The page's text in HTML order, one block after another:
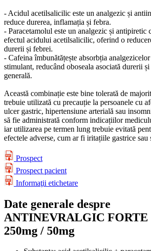
- Acidul acetilsalicilic este un analgezic și
reduce durerea, inflamația și febra.
- Paracetamolul este un analgezic și antipiretic
efectul acidului acetilsalicilic, oferind o
durerii și febrei.
- Cafeina îmbunătățește absorbția
stimulant, reducând oboseala asociată durerii
generală.
Această combinație este bine tolerată de
trebuie utilizată cu precauție la persoanele cu
ulcer gastric, hipertensiune arterială sau
să fie administrată conform indicațiilor
iar utilizarea pe termen lung trebuie evitată
efectele adverse, cum ar fi iritațiile gastrice sau
Prospect
Prospect pacient
Informaţii etichetare
Date generale despre
ANTINEVRALGIC FORTE
250mg / 50mg